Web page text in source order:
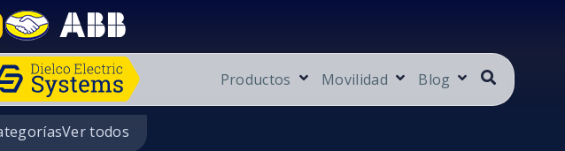
Productos Movilidad Blog
Ver todos